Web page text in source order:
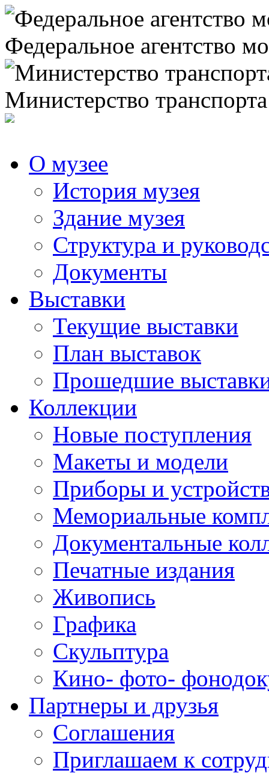
Федеральное агентство
Министерство
О музее
История музея
Здание музея
Структура и
Документы
Выставки
Текущие выставки
План выставок
Прошедшие
Коллекции
Новые поступления
Макеты и модели
Приборы и
Мемориальные
Документальные
Печатные издания
Живопись
Графика
Скульптура
Кино- фото-
Партнеры и друзья
Соглашения
Приглашаем к